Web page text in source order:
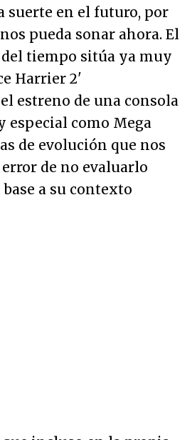
suerte en el futuro, por
pueda sonar ahora. El
tiempo sitúa ya muy
Harrier 2'
estreno de una consola
como Mega
de evolución que nos
de no evaluarlo
a su contexto